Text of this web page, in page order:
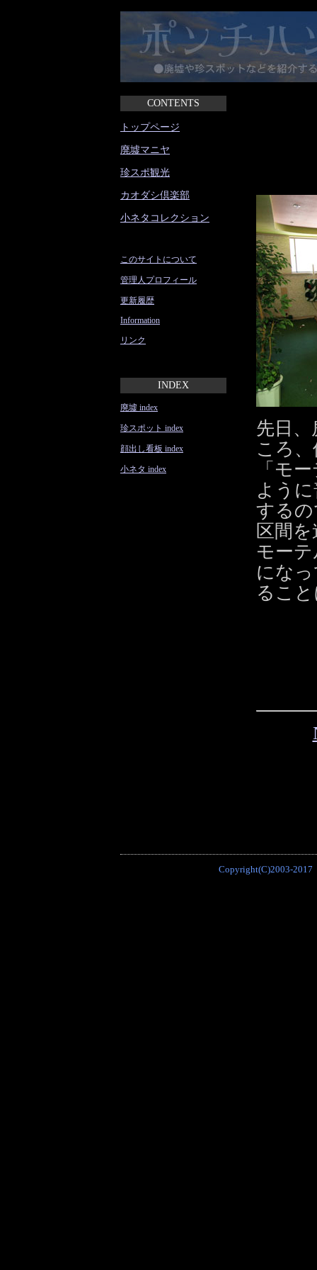
CONTENTS
トップページ
廃墟マニヤ
珍スポ観光
カオダシ倶楽部
小ネタコレクション
このサイトについて
管理人プロフィール
更新履歴
Information
リンク
INDEX
廃墟 index
珍スポット index
顔出し看板 index
小ネタ index
先日
ころ
「モ
よう
する
区間
モー
にな
るこ
Copyright(C)2003-2017